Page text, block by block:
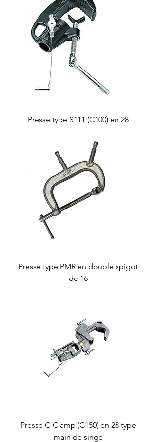
Presse type S111 (C100) en 28
Presse type PMR en double spigot
de 16
Presse C-Clamp (C150) en 28 type
main de singe